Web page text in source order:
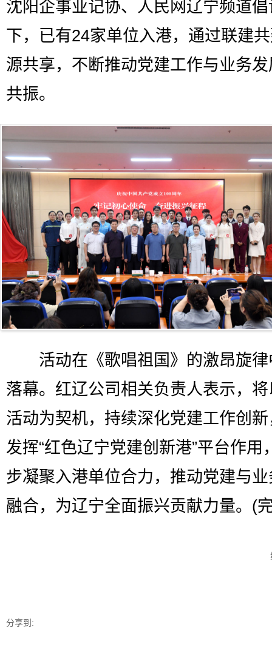
沈阳企事业记协、人民网辽宁频道
下，已有24家单位入港，通过联建
源共享，不断推动党建工作与业务
共振。
活动在《歌唱祖国》的激昂旋律
落幕。红辽公司相关负责人表示，
活动为契机，持续深化党建工作创
发挥“红色辽宁党建创新港”平台作用
步凝聚入港单位合力，推动党建与
融合，为辽宁全面振兴贡献力量。(
分享到: